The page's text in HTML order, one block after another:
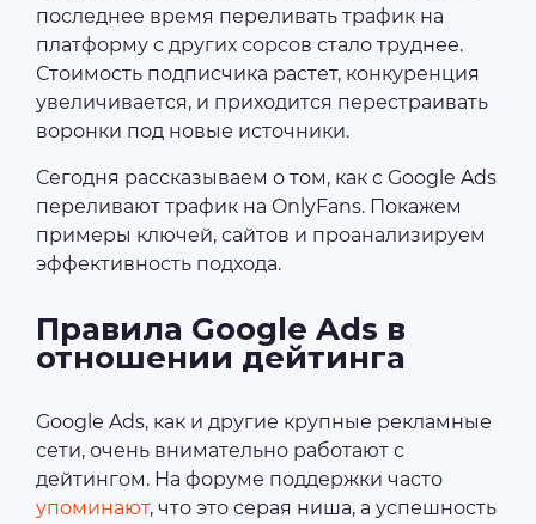
последнее время переливать трафик на
платформу с других сорсов стало труднее.
Стоимость подписчика растет, конкуренция
увеличивается, и приходится перестраивать
воронки под новые источники.
Сегодня рассказываем о том, как с Google Ads
переливают трафик на OnlyFans. Покажем
примеры ключей, сайтов и проанализируем
эффективность подхода.
Правила Google Ads в
отношении дейтинга
Google Ads, как и другие крупные рекламные
сети, очень внимательно работают с
дейтингом. На форуме поддержки часто
упоминают, что это серая ниша, а успешность